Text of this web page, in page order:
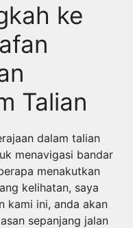
ke
Talian
dalam talian
menavigasi bandar
menakutkan
kelihatan, saya
kami ini, anda akan
sepanjang jalan